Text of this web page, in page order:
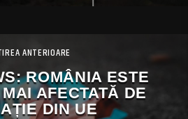
ANTERIOARE
ROMÂNIA ESTE
AFECTATĂ DE
DIN UE